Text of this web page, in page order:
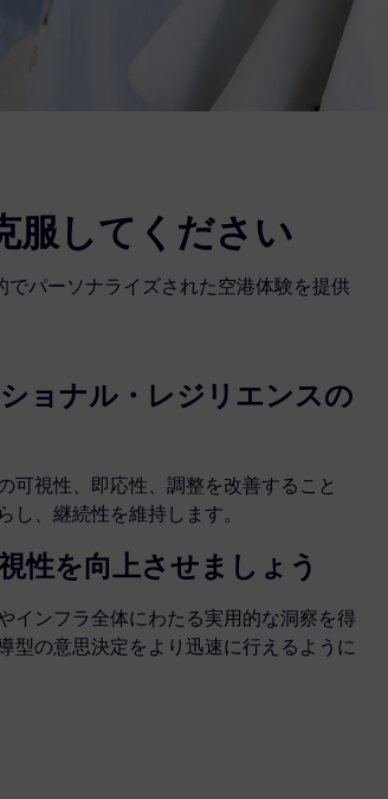
服してください
パーソナライズされた空港体験を提供
ョナル・レジリエンスの
可視性、即応性、調整を改善すること
し、継続性を維持します。
性を向上させましょう
インフラ全体にわたる実用的な洞察を得
型の意思決定をより迅速に行えるように